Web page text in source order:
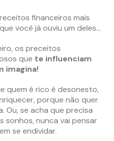
financeiros mais
você já ouviu um deles…
os preceitos
que te influenciam
imagina!
quem é rico é desonesto,
porque não quer
Ou, se acha que precisa
sonhos, nunca vai pensar
se endividar.